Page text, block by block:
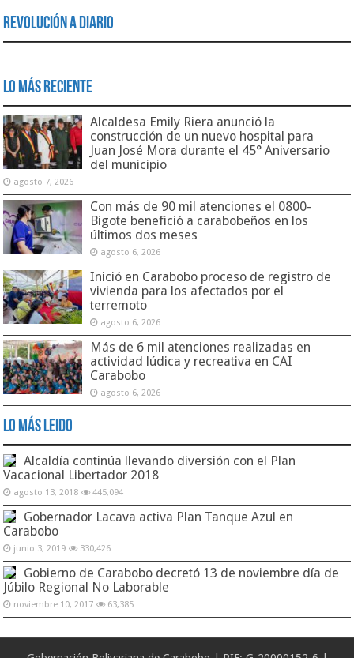
Revolución a Diario
Lo Más Reciente
Alcaldesa Emily Riera anunció la
construcción de un nuevo hospital para
Juan José Mora durante el 45° Aniversario
del municipio
agosto 7, 2026
Con más de 90 mil atenciones el 0800-
Bigote benefició a carabobeños en los
últimos dos meses
agosto 6, 2026
Inició en Carabobo proceso de registro de
vivienda para los afectados por el
terremoto
agosto 6, 2026
Más de 6 mil atenciones realizadas en
actividad lúdica y recreativa en CAI
Carabobo
agosto 6, 2026
Lo Más Leido
Alcaldía continúa llevando diversión con el Plan
Vacacional Libertador 2018
agosto 13, 2018 445,094
Gobernador Lacava activa Plan Tanque Azul en
Carabobo
junio 3, 2019 330,426
Gobierno de Carabobo decretó 13 de noviembre día de
Júbilo Regional No Laborable
noviembre 10, 2017 63,385